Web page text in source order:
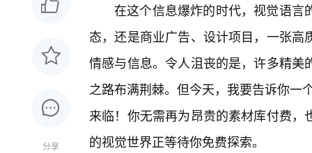
分享
在这个信息爆炸的时代，视觉语言
态，还是商业广告、设计项目，一张
情感与信息。令人沮丧的是，许多精
之路布满荆棘。但今天，我要告诉你一
来临！你无需再为昂贵的素材库付费
的视觉世界正等待你免费探索。